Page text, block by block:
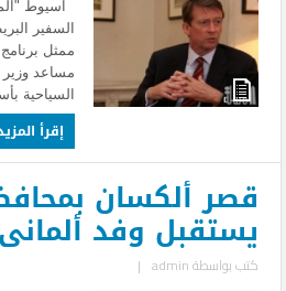
اسيوط
السفير
ممثل برنامج
مساعد وزير
السياحية
إقرأ
قصر ألكسان
يستقبل وفد ألمانى
كتب بواسطةadmin
|